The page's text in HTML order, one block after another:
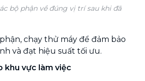
bộ phận về đúng vị trí sau khi đã
chạy thử máy để đảm bảo
và đạt hiệu suất tối ưu.
khu vực làm việc